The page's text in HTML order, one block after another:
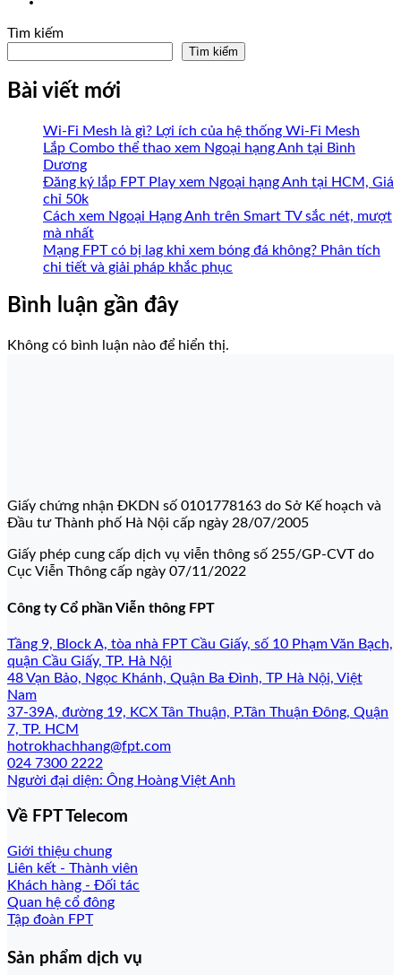
Tìm kiếm
Tìm kiếm
Bài viết mới
Wi-Fi Mesh là gì? Lợi ích của hệ thống Wi-Fi Mesh
Lắp Combo thể thao xem Ngoại hạng Anh tại Bình
Dương
Đăng ký lắp FPT Play xem Ngoại hạng Anh tại HCM, Giá
chỉ 50k
Cách xem Ngoại Hạng Anh trên Smart TV sắc nét, mượt
mà nhất
Mạng FPT có bị lag khi xem bóng đá không? Phân tích
chi tiết và giải pháp khắc phục
Bình luận gần đây
Không có bình luận nào để hiển thị.
Giấy chứng nhận ĐKDN số 0101778163 do Sở Kế hoạch và
Đầu tư Thành phố Hà Nội cấp ngày 28/07/2005
Giấy phép cung cấp dịch vụ viễn thông số 255/GP-CVT do
Cục Viễn Thông cấp ngày 07/11/2022
Công ty Cổ phần Viễn thông FPT
Tầng 9, Block A, tòa nhà FPT Cầu Giấy, số 10 Phạm Văn Bạch,
quận Cầu Giấy, TP. Hà Nội
48 Vạn Bảo, Ngọc Khánh, Quận Ba Đình, TP Hà Nội, Việt
Nam
37-39A, đường 19, KCX Tân Thuận, P.Tân Thuận Đông, Quận
7, TP. HCM
hotrokhachhang@fpt.com
024 7300 2222
Người đại diện: Ông Hoàng Việt Anh
Về FPT Telecom
Giới thiệu chung
Liên kết - Thành viên
Khách hàng - Đối tác
Quan hệ cổ đông
Tập đoàn FPT
Sản phẩm dịch vụ